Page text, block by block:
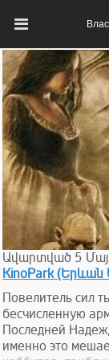
Ավարտված 5
KinoPark (Երևան
Повелитель сил
бесчисленную
Последней
именно это